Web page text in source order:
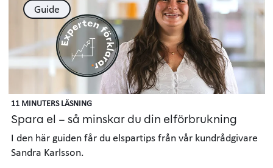
Guide
11 MINUTERS LÄSNING
Spara el – så minskar du din elförbrukning
I den här guiden får du elspartips från vår kundrådgivare
Sandra Karlsson.